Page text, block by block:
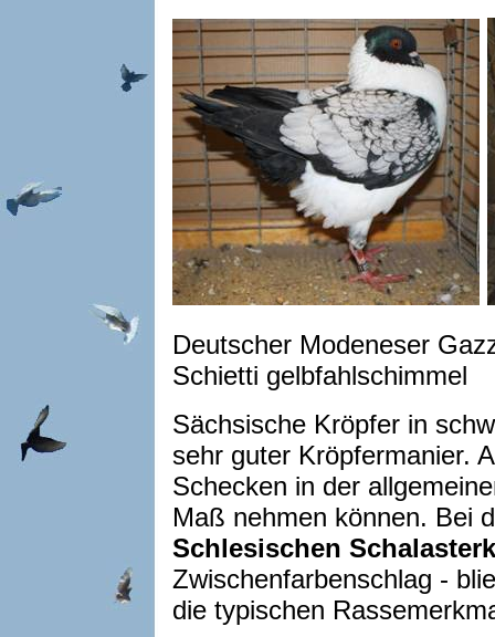
Deutscher Modeneser
Schietti gelbfahlschimmel
Sächsische Kröpfer in
sehr guter Kröpfermanier.
Schecken in der
Maß nehmen können. Bei
Schlesischen
Zwischenfarbenschlag -
die typischen